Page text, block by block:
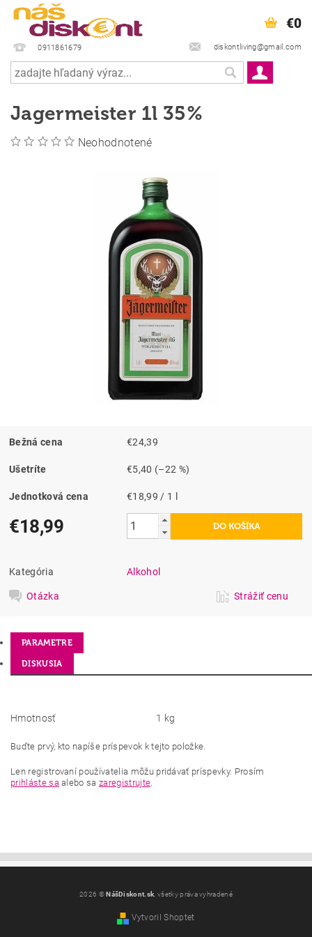
0911861679 diskontliving@gmail.com
€0
Jagermeister 1l 35%
Neohodnotené
Bežná cena €24,39
Ušetríte €5,40 (–22 %)
Jednotková cena €18,99 / 1 l
€18,99
Kategória Alkohol
Otázka Strážiť cenu
PARAMETRE
DISKUSIA
Hmotnosť 1 kg
Buďte prvý, kto napíše príspevok k tejto položke.
Len registrovaní používatelia môžu pridávať príspevky. Prosím
prihláste sa alebo sazaregistrujte.
2026 ©NášDiskont.sk , všetky práva vyhradené
Vytvoril Shoptet